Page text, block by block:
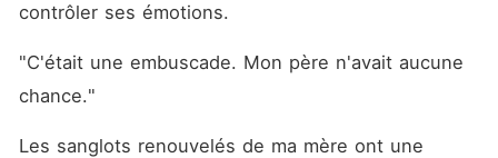
contrôler ses émotions.
"C'était une embuscade. Mon père n'avait aucune
chance."
Les sanglots renouvelés de ma mère ont une